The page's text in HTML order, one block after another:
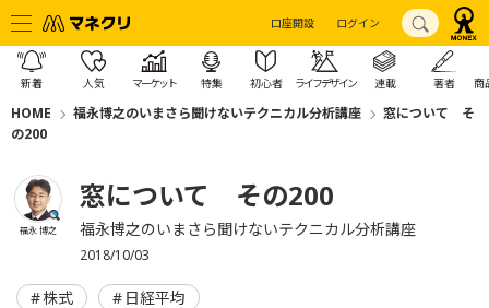
口座開設 ログイン
新着 人気 マーケット 特集 初心者 ライフデザイン 連載 著者 商
HOME 福永博之のいまさら聞けないテクニカル分析講座
窓について そ
の200
福永 博之
窓について その200
福永博之のいまさら聞けないテクニカル分析講座
2018/10/03
株式 日経平均